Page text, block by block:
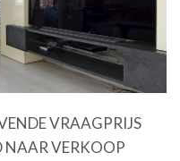
VRAAGPRIJS
VERKOOP